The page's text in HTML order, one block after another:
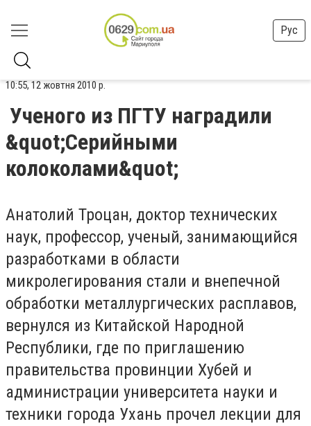
Рус
10:55, 12 жовтня 2010 р.
Ученого из ПГТУ наградили
&quot;Серийными
колоколами&quot;
Анатолий Троцан, доктор технических
наук, профессор, ученый, занимающийся
разработками в области
микролегирования стали и внепечной
обработки металлургических расплавов,
вернулся из Китайской Народной
Республики, где по приглашению
правительства провинции Хубей и
администрации университета науки и
техники города Ухань прочел лекции для